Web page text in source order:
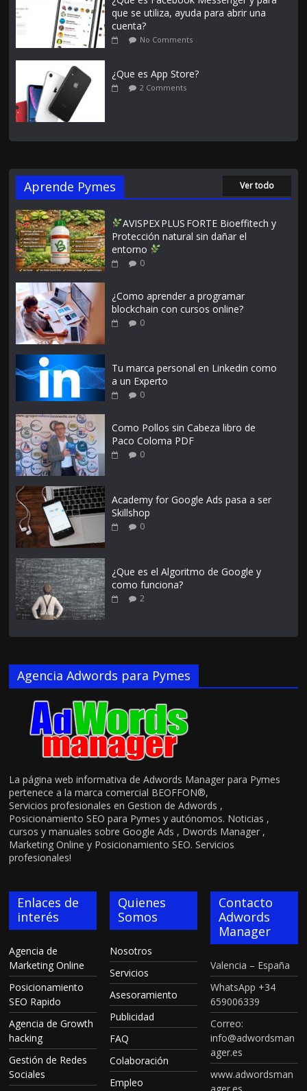
que se utiliza, ayuda para abrir una
cuenta?
No Comments
¿Que es App Store?
2 Comments
Aprende Pymes Ver todo
AVISPEX PLUS FORTE Bioeffitech y
Protección natural sin dañar el
entorno
0
¿Como aprender a programar
blockchain con cursos online?
0
Tu marca personal en Linkedin como
a un Experto
0
Como Pollos sin Cabeza libro de
Paco Coloma PDF
0
Academy for Google Ads pasa a ser
Skillshop
0
¿Que es el Algoritmo de Google y
como funciona?
2
Agencia Adwords para Pymes
La página web informativa de Adwords Manager para Pymes
pertenece a la marca comercial BEOFFON®,
Servicios profesionales en Gestion de Adwords ,
Posicionamiento SEO para Pymes y autónomos. Noticias ,
cursos y manuales sobre Google Ads , Dwords Manager ,
Marketing Online y Posicionamiento SEO. Servicios
profesionales!
Enlaces de
interés
Agencia de
Marketing Online
Posicionamiento
SEO Rapido
Agencia de Growth
hacking
Gestión de Redes
Sociales
Quienes
Somos
Nosotros
Servicios
Asesoramiento
Publicidad
FAQ
Colaboración
Empleo
Contacto
Adwords
Manager
Valencia – España
WhatsApp +34
659006339
Correo:
info@adwordsman
ager.es
www.adwordsman